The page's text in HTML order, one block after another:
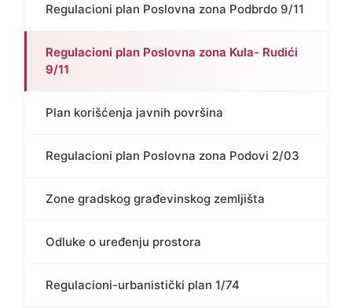
Regulacioni plan Poslovna zona Podbrdo 9/11
Regulacioni plan Poslovna zona Kula- Rudići
9/11
Plan korišćenja javnih površina
Regulacioni plan Poslovna zona Podovi 2/03
Zone gradskog građevinskog zemljišta
Odluke o uređenju prostora
Regulacioni-urbanistički plan 1/74